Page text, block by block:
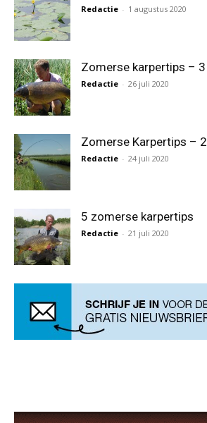
Redactie - 1 augustus 2020
Zomerse karpertips – 3
Redactie - 26 juli 2020
Zomerse Karpertips – 2
Redactie - 24 juli 2020
5 zomerse karpertips
Redactie - 21 juli 2020